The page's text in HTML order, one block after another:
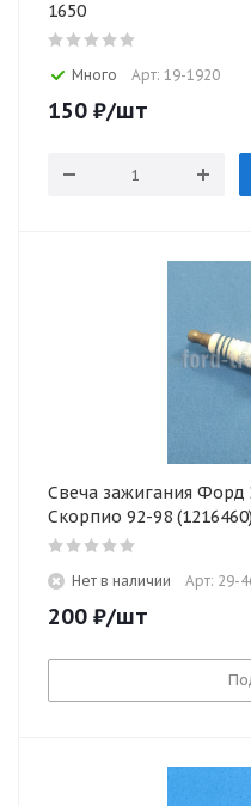
1650
Много Арт: 19-1920
150 ₽/шт
Свеча зажигания Форд
Скорпио 92-98 (1216460)
Нет в наличии Арт: 29-
200 ₽/шт